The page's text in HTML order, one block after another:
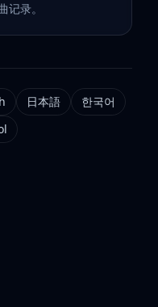
录。
日本語
한국어